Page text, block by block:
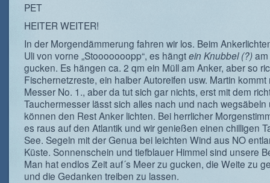
PET
HEITER WEITER!
In der Morgendämmerung fahren wir los. Beim
Uli von vorne „Stooooooopp“, es hängtein Knubbel (?)
gucken. Es hängen ca. 2 qm ein Müll am Anker, aber so
Fischernetzreste, ein halber Autoreifen usw. Martin kommt
Messer No. 1., aber da tut sich gar nichts, erst mit dem
Tauchermesser lässt sich alles nach und nach wegsäbeln
können den Rest Anker lichten. Bei herrlicher
es raus auf den Atlantik und wir genießen einen chilligen
See. Segeln mit der Genua bei leichten Wind aus NO
Küste. Sonnenschein und tiefblauer Himmel sind unsere
Man hat endlos Zeit auf´s Meer zu gucken, die Weite zu
und die Gedanken treiben zu lassen.